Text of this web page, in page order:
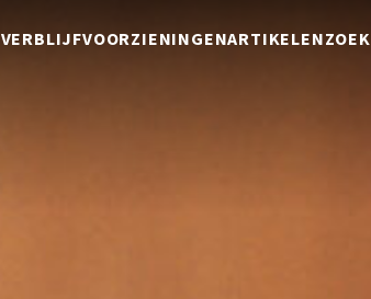
VERBLIJFVOORZIENINGENARTIKELENZOEK